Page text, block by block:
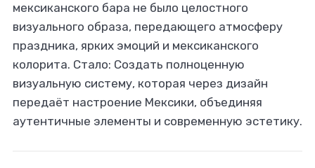
мексиканского бара не было целостного
визуального образа, передающего атмосферу
праздника, ярких эмоций и мексиканского
колорита. Стало: Создать полноценную
визуальную систему, которая через дизайн
передаёт настроение Мексики, объединяя
аутентичные элементы и современную эстетику.